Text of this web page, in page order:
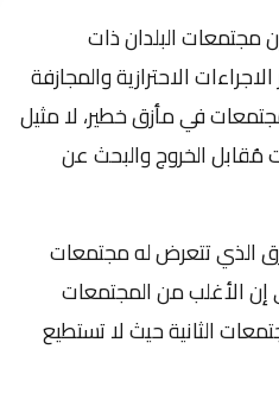
مجتمعات البلدان ذات
الاحترازية والمجازفة
في مأزق خطير، لا مثيل
مُقابل الخروج والبحث عن
الذي تتعرض له مجتمعات
الأغلب من المجتمعات
الثانية حيث لا تستطيع